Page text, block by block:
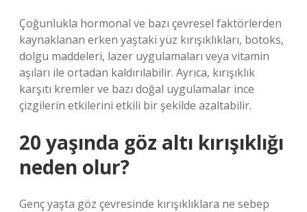
Çoğunlukla hormonal ve bazı çevresel faktörlerden
kaynaklanan erken yaştaki yüz kırışıklıkları, botoks,
dolgu maddeleri, lazer uygulamaları veya vitamin
aşıları ile ortadan kaldırılabilir. Ayrıca, kırışıklık
karşıtı kremler ve bazı doğal uygulamalar ince
çizgilerin etkilerini etkili bir şekilde azaltabilir.
20 yaşında göz altı kırışıklığı
neden olur?
Genç yaşta göz çevresinde kırışıklıklara ne sebep